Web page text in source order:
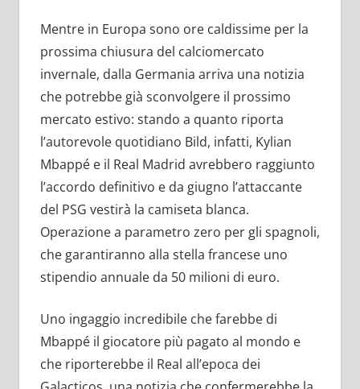
Mentre in Europa sono ore caldissime per la
prossima chiusura del calciomercato
invernale, dalla Germania arriva una notizia
che potrebbe già sconvolgere il prossimo
mercato estivo: stando a quanto riporta
l’autorevole quotidiano Bild, infatti, Kylian
Mbappé e il Real Madrid avrebbero raggiunto
l’accordo definitivo e da giugno l’attaccante
del PSG vestirà la camiseta blanca.
Operazione a parametro zero per gli spagnoli,
che garantiranno alla stella francese uno
stipendio annuale da 50 milioni di euro.
Uno ingaggio incredibile che farebbe di
Mbappé il giocatore più pagato al mondo e
che riporterebbe il Real all’epoca dei